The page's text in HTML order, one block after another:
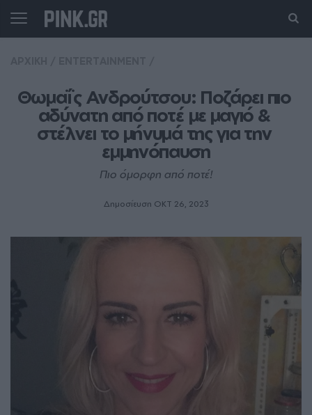
Θωμαΐς Ανδρούτσου: Ποζάρει πιο
αδύνατη από ποτέ με μαγιό &
στέλνει το μήνυμά της για την
εμμηνόπαυση
Πιο όμορφη από ποτέ!
Δημοσίευση ΟΚΤ 26, 2023